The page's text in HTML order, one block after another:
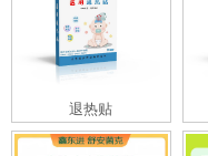
退热贴